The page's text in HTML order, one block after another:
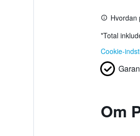
Hvordan
*Total
Cookie-
Om